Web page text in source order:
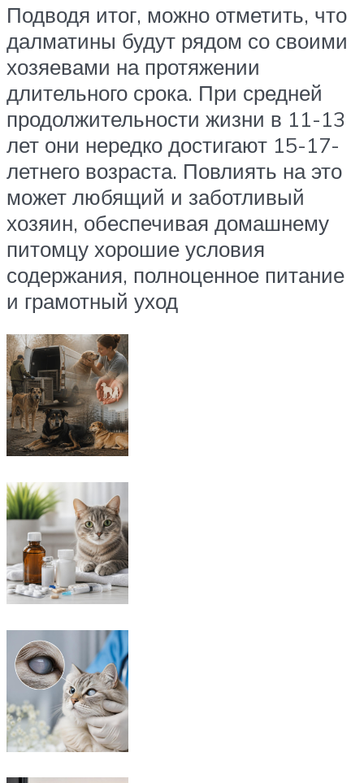
Подводя итог, можно отметить, что
далматины будут рядом со своими
хозяевами на протяжении
длительного срока. При средней
продолжительности жизни в 11-13
лет они нередко достигают 15-17-
летнего возраста. Повлиять на это
может любящий и заботливый
хозяин, обеспечивая домашнему
питомцу хорошие условия
содержания, полноценное питание
и грамотный уход